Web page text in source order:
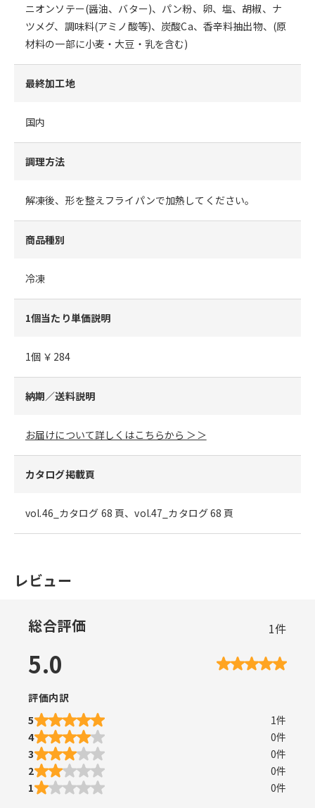
ニオンソテー(醤油、バター)、パン粉、卵、塩、胡椒、ナ
ツメグ、調味料(アミノ酸等)、炭酸Ca、香辛料抽出物、(原
材料の一部に小麦・大豆・乳を含む)
最終加工地
国内
調理方法
解凍後、形を整えフライパンで加熱してください。
商品種別
冷凍
1個当たり単価説明
1個 ￥284
納期／送料説明
お届けについて詳しくはこちらから ＞＞
カタログ掲載頁
vol.46_カタログ 68 頁、vol.47_カタログ 68 頁
レビュー
総合評価 1件
5.0
評価内訳
5
1件
4
0件
3
0件
2
0件
1
0件